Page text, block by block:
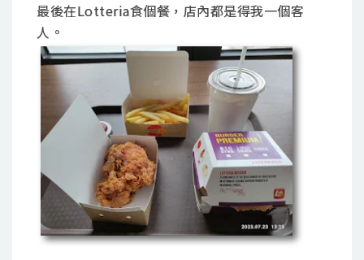
最後在Lotteria食個餐，店內都是得我一個客
人。